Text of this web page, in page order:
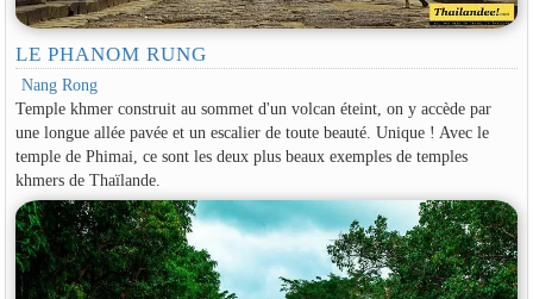
LE PHANOM RUNG
Nang Rong
Temple khmer construit au sommet d'un volcan éteint, on y accède par
une longue allée pavée et un escalier de toute beauté. Unique ! Avec le
temple de Phimai, ce sont les deux plus beaux exemples de temples
khmers de Thaïlande.